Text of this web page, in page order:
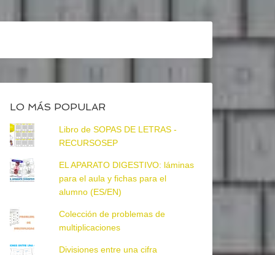
LO MÁS POPULAR
Libro de SOPAS DE LETRAS -
RECURSOSEP
EL APARATO DIGESTIVO: láminas
para el aula y fichas para el
alumno (ES/EN)
Colección de problemas de
multiplicaciones
Divisiones entre una cifra